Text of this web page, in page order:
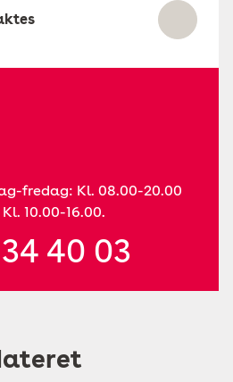
fredag: Kl. 08.00-20.00
10.00-16.00.
40 03